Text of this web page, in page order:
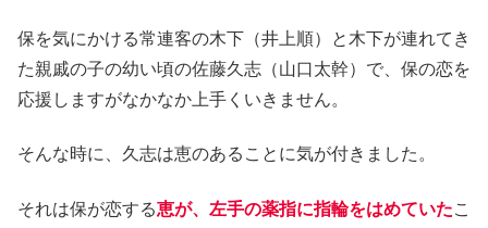
保を気にかける常連客の木下（井上順）と木下が連れてき
た親戚の子の幼い頃の佐藤久志（山口太幹）で、保の恋を
応援しますがなかなか上手くいきません。
そんな時に、久志は恵のあることに気が付きました。
それは保が恋する恵が、左手の薬指に指輪をはめていたこ